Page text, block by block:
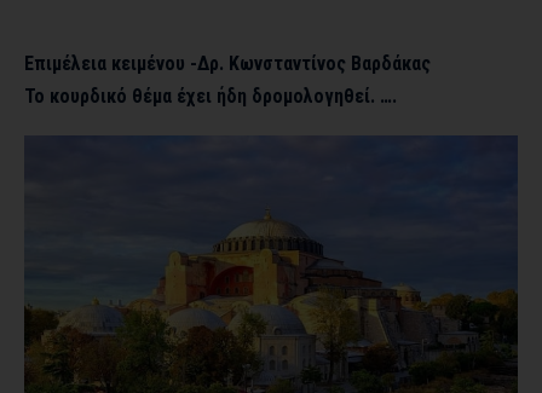
Επιμέλεια κειμένου -Δρ. Κωνσταντίνος Βαρδάκας
Το κουρδικό θέμα έχει ήδη δρομολογηθεί. ….